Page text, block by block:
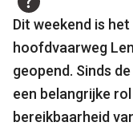
Dit weekend is
hoofdvaarweg
geopend. Sinds
een belangrijke
bereikbaarheid